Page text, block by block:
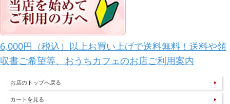
6,000円（税込）以上お買い上げで送料無料！送料や領
収書ご希望等、おうちカフェのお店ご利用案内
お店のトップへ戻る
カートを見る